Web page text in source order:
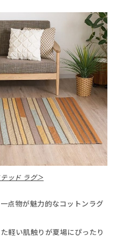
ッド ラグ＞
点物が魅力的なコットンラグ
軽い肌触りが夏場にぴったり